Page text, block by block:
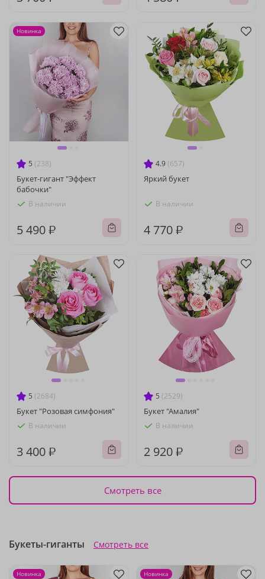
5 (238)
Букет-гигант "Эффект
бабочки"
В наличии
5 490 ₽
Новинка
4.9 (657)
Яркий букет
В наличии
4 770 ₽
5 (2684)
Букет "Розовая симфония"
В наличии
3 400 ₽
5 (2529)
Букет "Амалия"
В наличии
2 920 ₽
Смотреть все
Букеты-гиганты Смотреть все
Новинка Новинка